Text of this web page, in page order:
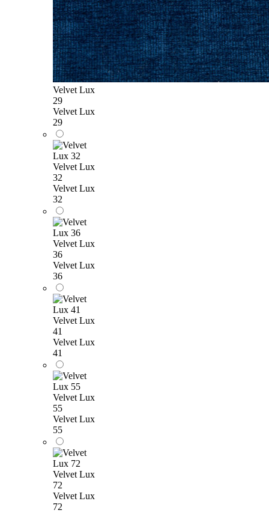
Velvet Lux
29
Velvet Lux
29
Velvet Lux
32
Velvet Lux
32
Velvet Lux
36
Velvet Lux
36
Velvet Lux
41
Velvet Lux
41
Velvet Lux
55
Velvet Lux
55
Velvet Lux
72
Velvet Lux
72